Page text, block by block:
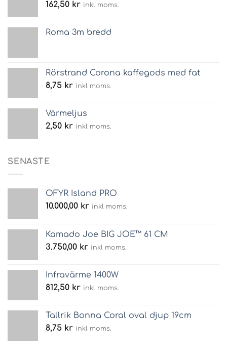
162,50 kr inkl moms.
Roma 3m bredd
Rörstrand Corona kaffegods med fat
8,75 kr inkl moms.
Värmeljus
2,50 kr inkl moms.
SENASTE
OFYR Island PRO
10.000,00 kr inkl moms.
Kamado Joe BIG JOE™ 61 CM
3.750,00 kr inkl moms.
Infravärme 1400W
812,50 kr inkl moms.
Tallrik Bonna Coral oval djup 19cm
8,75 kr inkl moms.